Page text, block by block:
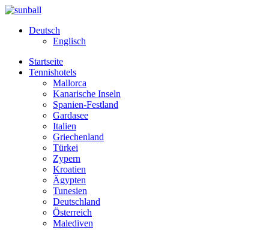
Deutsch
Englisch
Startseite
Tennishotels
Mallorca
Kanarische Inseln
Spanien-Festland
Gardasee
Italien
Griechenland
Türkei
Zypern
Kroatien
Ägypten
Tunesien
Deutschland
Österreich
Malediven